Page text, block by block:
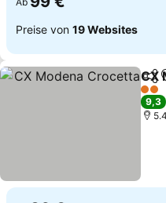
Preise von 19 Websites
CX
2
9,3